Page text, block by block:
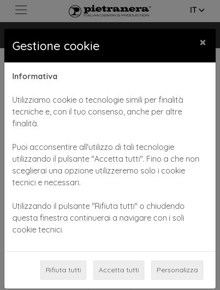
IT
Sgabello GLIDE con base in alluminio mini
Gestione cookie ×
Informativa
Utilizziamo cookie o tecnologie simili per finalità
tecniche e, con il tuo consenso, anche per altre
finalità.
Puoi acconsentire all'utilizzo di tali tecnologie
utilizzando il pulsante "Accetta tutti". Fino a che non
sceglierai una opzione utilizzeremo solo i cookie
tecnici e necessari.
Utilizzando il pulsante "Rifiuta tutti" o chiudendo
questa finestra continuerai a navigare con i soli
cookie tecnici.
Rifiuta tutti Accetta tutti Personalizza